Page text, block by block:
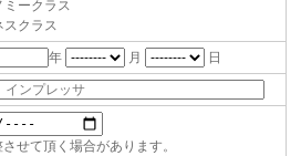
ミークラス
スクラス
年 月 日
せて頂く場合があります。